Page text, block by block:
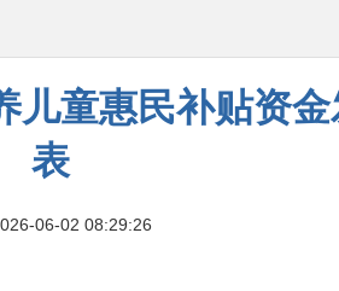
儿童惠民补贴资
表
06-02 08:29:26